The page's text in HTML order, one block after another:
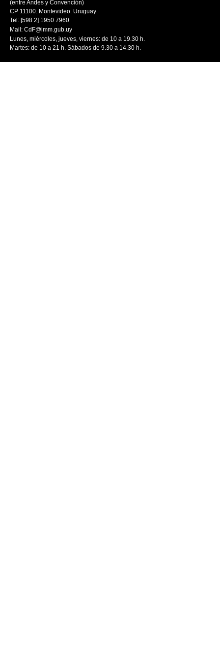
(entre Andes y Convención)
CP 11100. Montevideo. Uruguay
Tel: [598 2] 1950 7960
Mail: CdF@imm.gub.uy
Lunes, miércoles, jueves, viernes: de 10 a 19.30 h.
Martes: de 10 a 21 h. Sábados de 9.30 a 14.30 h.